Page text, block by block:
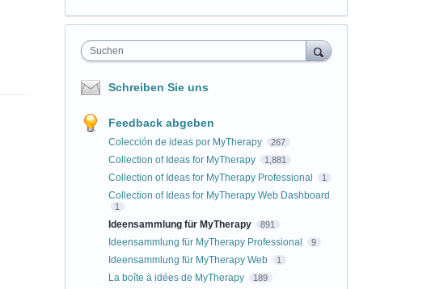
Suchen
Schreiben Sie uns
Feedback abgeben
Colección de ideas por MyTherapy 267
Collection of Ideas for MyTherapy 1,881
Collection of Ideas for MyTherapy Professional 1
Collection of Ideas for MyTherapy Web Dashboard
1
Ideensammlung für MyTherapy 891
Ideensammlung für MyTherapy Professional 9
Ideensammlung für MyTherapy Web 1
La boîte à idées de MyTherapy 189